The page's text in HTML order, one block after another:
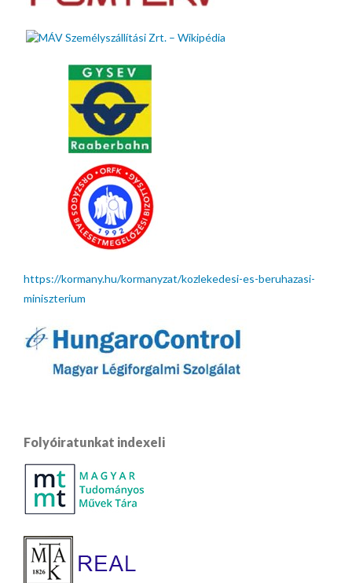
https://kormany.hu/kormanyzat/kozlekedesi-es-beruhazasi-
miniszterium
Folyóiratunkat indexeli